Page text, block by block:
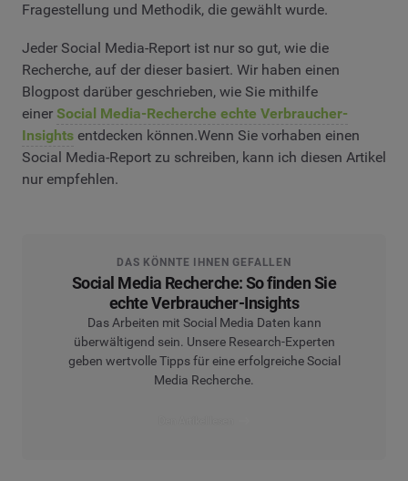
Fragestellung und Methodik, die gewählt wurde.
Jeder Social Media-Report ist nur so gut, wie die
Recherche, auf der dieser basiert. Wir haben einen
Blogpost darüber geschrieben, wie Sie mithilfe
einer Social Media-Recherche echte Verbraucher-
Insights entdecken können.Wenn Sie vorhaben einen
Social Media-Report zu schreiben, kann ich diesen Artikel
nur empfehlen.
DAS KÖNNTE IHNEN GEFALLEN
Social Media Recherche: So finden Sie
echte Verbraucher-Insights
Das Arbeiten mit Social Media Daten kann
überwältigend sein. Unsere Research-Experten
geben wertvolle Tipps für eine erfolgreiche Social
Media Recherche.